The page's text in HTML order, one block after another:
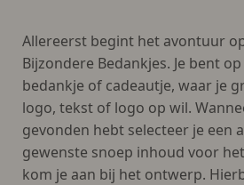
Allereerst begint het avontuur
Bijzondere Bedankjes. Je bent
bedankje of cadeautje, waar je
logo, tekst of logo op wil.
gevonden hebt selecteer je een
gewenste snoep inhoud voor
kom je aan bij het ontwerp.